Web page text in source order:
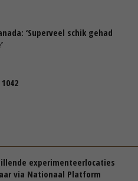
‘Superveel schik gehad
experimenteerlocaties
via Nationaal Platform